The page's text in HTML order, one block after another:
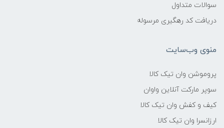
سوالات متداول
دریافت کد رهگیری مرسوله
منوی وب‌سایت
پروموشن وان تیک کالا
سوپر مارکت آنلاین واوان
کیف و کفش وان تیک کالا
ارزانسرا وان تیک کالا